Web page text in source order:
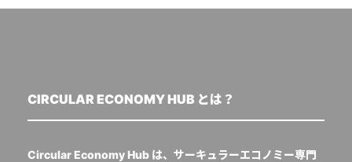
CIRCULAR ECONOMY HUB とは？
Circular Economy Hub は、サーキュラーエコノミー専門